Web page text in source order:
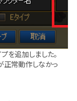
を追加しました。
正常動作しなかっ